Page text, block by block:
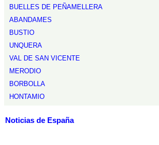
BUELLES DE PEÑAMELLERA
ABANDAMES
BUSTIO
UNQUERA
VAL DE SAN VICENTE
MERODIO
BORBOLLA
HONTAMIO
Noticias de España